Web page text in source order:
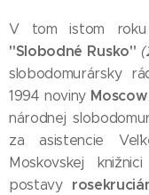
V tom istom roku
"Slobodné Rusko"
slobodomurársky
1994 noviny
národnej
za asistencie
Moskovskej
postavy